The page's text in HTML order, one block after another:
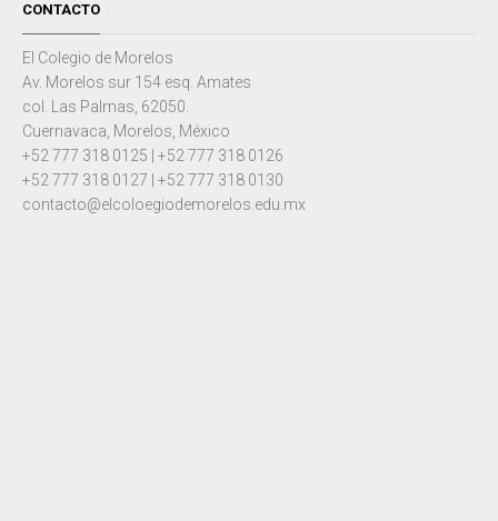
CONTACTO
El Colegio de Morelos
Av. Morelos sur 154 esq. Amates
col. Las Palmas, 62050.
Cuernavaca, Morelos, México
+52 777 318 0125 | +52 777 318 0126
+52 777 318 0127 | +52 777 318 0130
contacto@elcoloegiodemorelos.edu.mx